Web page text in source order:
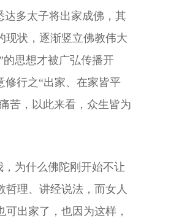
达多太子将出家成佛，其
现状，逐渐竖立佛教伟大
思想才被广弘传播开
修行之“出家、在家皆平
苦，以此来看，众生皆为
为什么佛陀刚开始不让
理、讲经说法，而女人
出家了，也因为这样，